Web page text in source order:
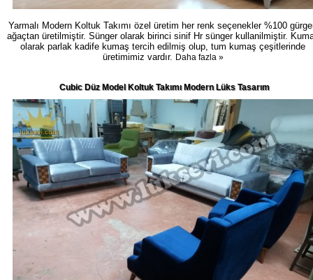
Yarmalı Modern Koltuk Takımı özel üretim her renk seçenekler %100
ağaçtan üretilmiştir. Sünger olarak birinci sinif Hr sünger kullanilmiştir.
olarak parlak kadife kumaş tercih edilmiş olup, tum kumaş çeşitlerinde
üretimimiz vardır. Daha fazla »
Cubic Düz Model Koltuk Takımı Modern Lüks Tasarım